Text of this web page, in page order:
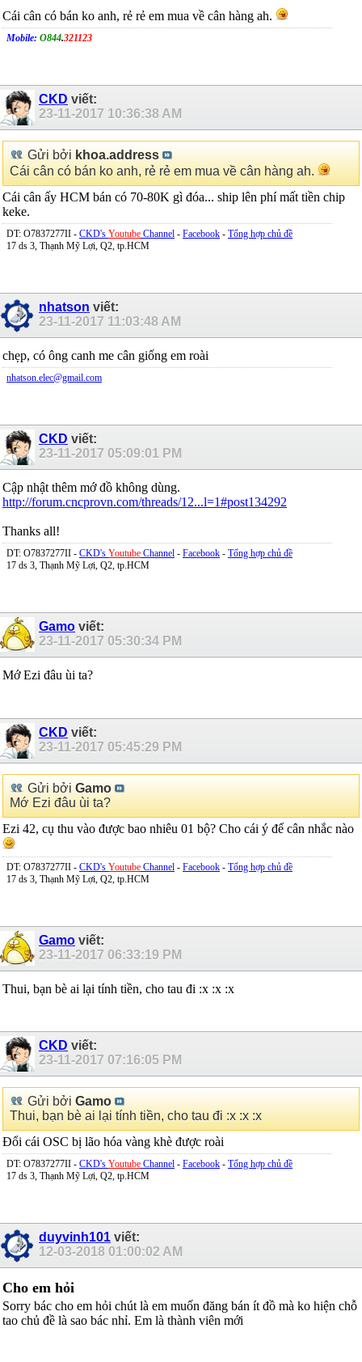
Cái cân có bán ko anh, rẻ rẻ em mua về cân hàng ah.
Mobile: O844.321123
CKD viết:
23-11-2017 10:36:38 AM
Gửi bởi khoa.address
Cái cân có bán ko anh, rẻ rẻ em mua về cân hàng ah.
Cái cân ấy HCM bán có 70-80K gì đóa... ship lên phí mất tiền chip
keke.
DT: O7837277II - CKD's Youtube Channel - Facebook - Tổng hợp chủ đề
17 ds 3, Thạnh Mỹ Lợi, Q2, tp.HCM
nhatson viết:
23-11-2017 11:03:48 AM
chẹp, có ông canh me cân giống em roài
nhatson.elec@gmail.com
CKD viết:
23-11-2017 05:09:01 PM
Cập nhật thêm mớ đồ không dùng.
http://forum.cncprovn.com/threads/12...l=1#post134292
Thanks all!
DT: O7837277II - CKD's Youtube Channel - Facebook - Tổng hợp chủ đề
17 ds 3, Thạnh Mỹ Lợi, Q2, tp.HCM
Gamo viết:
23-11-2017 05:30:34 PM
Mớ Ezi đâu ùi ta?
CKD viết:
23-11-2017 05:45:29 PM
Gửi bởi Gamo
Mớ Ezi đâu ùi ta?
Ezi 42, cụ thu vào được bao nhiêu 01 bộ? Cho cái ý để cân nhắc nào
DT: O7837277II - CKD's Youtube Channel - Facebook - Tổng hợp chủ đề
17 ds 3, Thạnh Mỹ Lợi, Q2, tp.HCM
Gamo viết:
23-11-2017 06:33:19 PM
Thui, bạn bè ai lại tính tiền, cho tau đi :x :x :x
CKD viết:
23-11-2017 07:16:05 PM
Gửi bởi Gamo
Thui, bạn bè ai lại tính tiền, cho tau đi :x :x :x
Đổi cái OSC bị lão hóa vàng khè được roài
DT: O7837277II - CKD's Youtube Channel - Facebook - Tổng hợp chủ đề
17 ds 3, Thạnh Mỹ Lợi, Q2, tp.HCM
duyvinh101 viết:
12-03-2018 01:00:02 AM
Cho em hỏi
Sorry bác cho em hỏi chút là em muốn đăng bán ít đồ mà ko hiện chỗ
tao chủ đề là sao bác nhỉ. Em là thành viên mới